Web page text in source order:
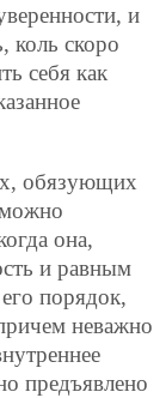
и
коль скоро
себя как
обязующих
она,
и равным
порядок,
неважно
предъявлено